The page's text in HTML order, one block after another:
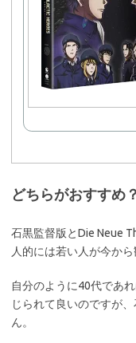
どちらがおすすめ？
石黒監督版とDie Neue
人的には若い人が今か
自分のように40代であ
じられて良いのですが
ん。